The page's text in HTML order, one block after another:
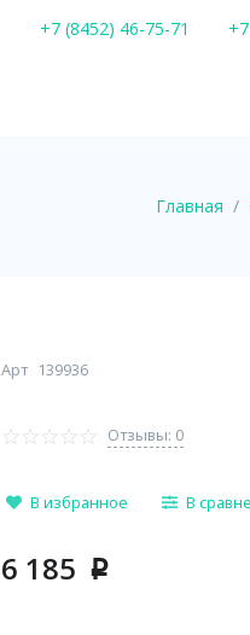
+7 (8452) 46-75-71
Главная
Арт 139936
Отзывы: 0
В избранное В
6 185 p